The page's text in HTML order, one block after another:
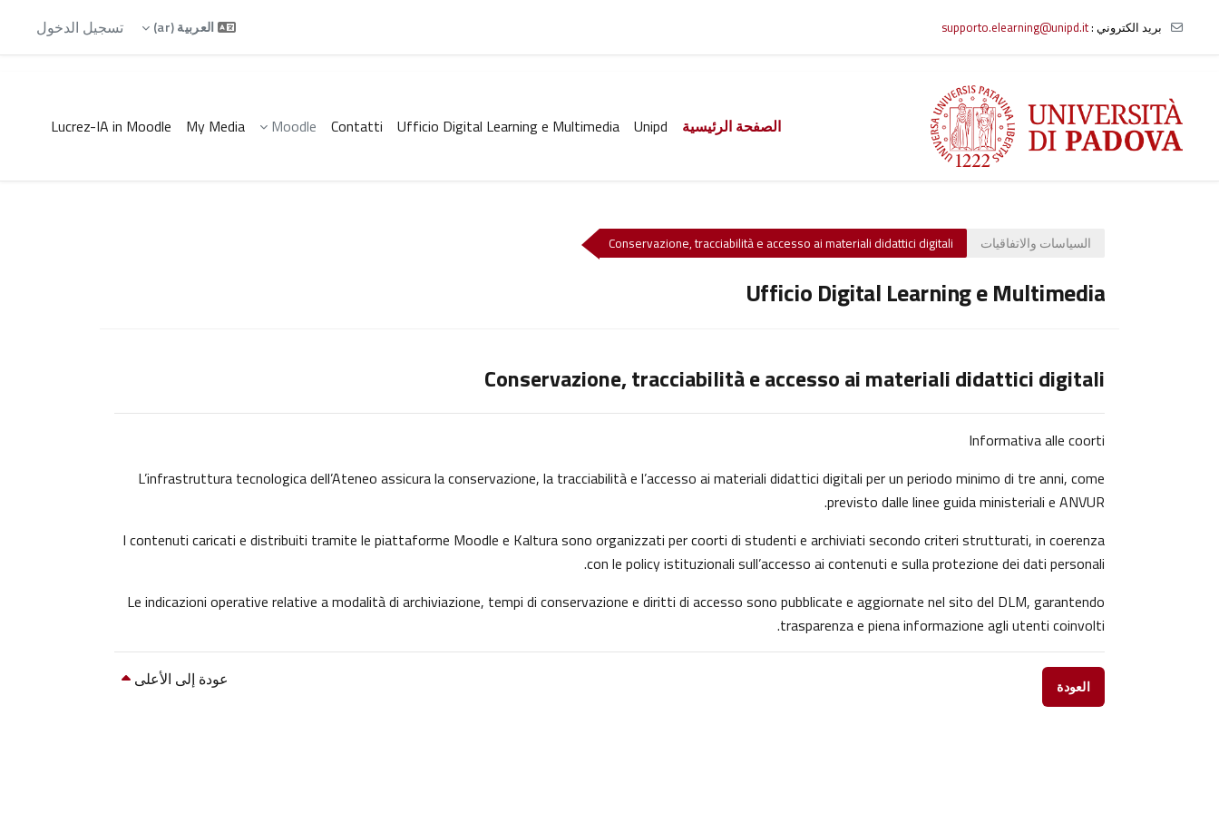
بريد الكتروني :supporto.elearning@unipd.it العربية ‎(ar)‎ تسجيل الدخول
الصفحة الرئيسية Unipd
Ufficio Digital Learning e Multimedia
Contatti
Moodle
My Media
Lucrez-IA in Moodle
السياسات والاتفاقيات Conservazione, tracciabilità e accesso ai materiali didattici digitali
Ufficio Digital Learning e Multimedia
Conservazione, tracciabilità e accesso ai materiali didattici digitali
Informativa alle coorti
L’infrastruttura tecnologica dell’Ateneo assicura la conservazione, la tracciabilità e l’accesso ai materiali didattici digitali per un periodo minimo di tre anni, come
previsto dalle linee guida ministeriali e ANVUR.
I contenuti caricati e distribuiti tramite le piattaforme Moodle e Kaltura sono organizzati per coorti di studenti e archiviati secondo criteri strutturati, in coerenza
con le policy istituzionali sull’accesso ai contenuti e sulla protezione dei dati personali.
Le indicazioni operative relative a modalità di archiviazione, tempi di conservazione e diritti di accesso sono pubblicate e aggiornate nel sito del DLM, garantendo
trasparenza e piena informazione agli utenti coinvolti.
العودة عودة إلى الأعلى